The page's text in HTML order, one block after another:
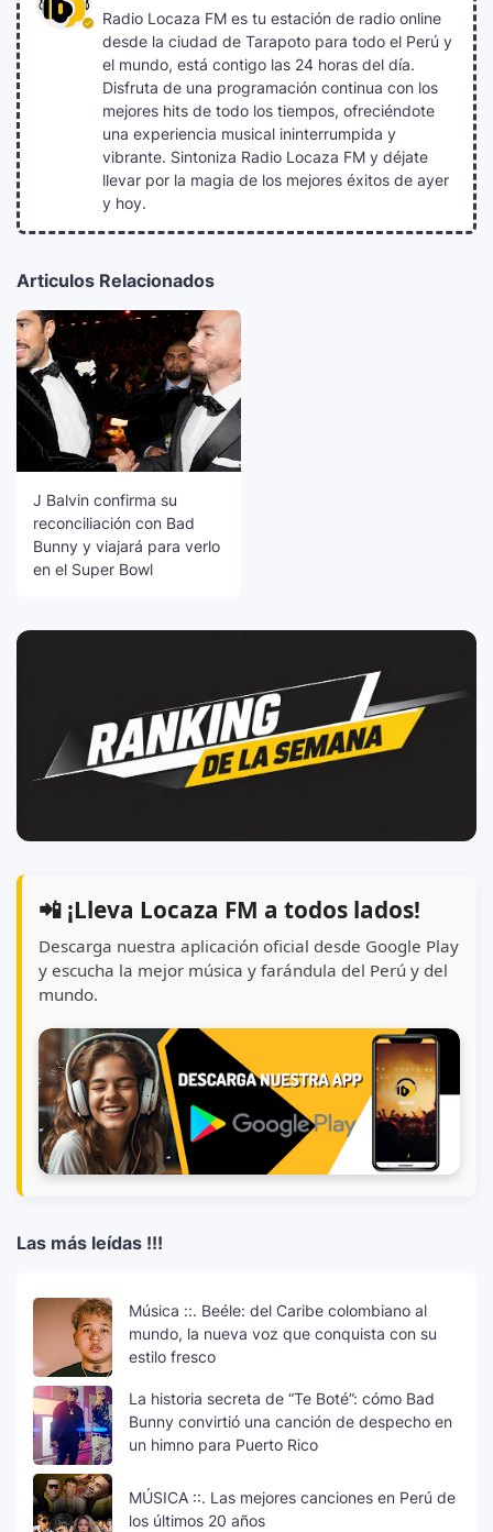
Radio Locaza FM es tu estación de radio online
desde la ciudad de Tarapoto para todo el Perú y
el mundo, está contigo las 24 horas del día.
Disfruta de una programación continua con los
mejores hits de todo los tiempos, ofreciéndote
una experiencia musical ininterrumpida y
vibrante. Sintoniza Radio Locaza FM y déjate
llevar por la magia de los mejores éxitos de ayer
y hoy.
Articulos Relacionados
J Balvin confirma su
reconciliación con Bad
Bunny y viajará para verlo
en el Super Bowl
📲 ¡Lleva Locaza FM a todos lados!
Descarga nuestra aplicación oficial desde Google Play
y escucha la mejor música y farándula del Perú y del
mundo.
Las más leídas !!!
Música ::. Beéle: del Caribe colombiano al
mundo, la nueva voz que conquista con su
estilo fresco
La historia secreta de “Te Boté”: cómo Bad
Bunny convirtió una canción de despecho en
un himno para Puerto Rico
MÚSICA ::. Las mejores canciones en Perú de
los últimos 20 años